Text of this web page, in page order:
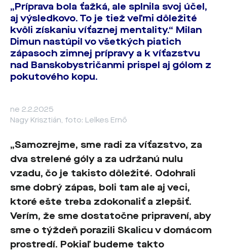
„Príprava bola ťažká, ale splnila svoj účel,
aj výsledkovo. To je tiež veľmi dôležité
kvôli získaniu víťaznej mentality.“ Milan
Dimun nastúpil vo všetkých piatich
zápasoch zimnej prípravy a k víťazstvu
nad Banskobystričanmi prispel aj gólom z
pokutového kopu.
ne 2.2.2025
Nagy Krisztián, foto: Lelkes Ernő
„Samozrejme, sme radi za víťazstvo, za
dva strelené góly a za udržanú nulu
vzadu, čo je takisto dôležité. Odohrali
sme dobrý zápas, boli tam ale aj veci,
ktoré ešte treba zdokonaliť a zlepšiť.
Verím, že sme dostatočne pripravení, aby
sme o týždeň porazili Skalicu v domácom
prostredí. Pokiaľ budeme takto